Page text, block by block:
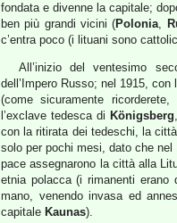
fondata e divenne la capitale;
ben più grandi vicini (Polonia,
c’entra poco (i lituani sono
All’inizio del ventesimo
dell’Impero Russo; nel 1915,
(come sicuramente
l’exclave tedesca di Königsberg
con la ritirata dei tedeschi, la
solo per pochi mesi, dato che
pace assegnarono la città alla
etnia polacca (i rimanenti erano
mano, venendo invasa ed
capitale Kaunas).